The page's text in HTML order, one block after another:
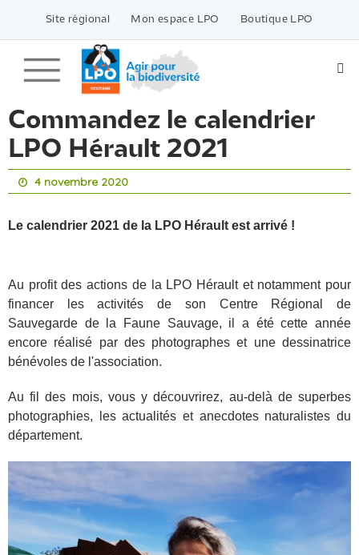
contenu
Site régional Mon espace LPO Boutique LPO
Commandez le calendrier
LPO Hérault 2021
4 novembre 2020
Le calendrier 2021 de la LPO Hérault est arrivé !
Au profit des actions de la LPO Hérault et notamment pour
financer les activités de son Centre Régional de
Sauvegarde de la Faune Sauvage, il a été cette année
encore réalisé par des photographes et une dessinatrice
bénévoles de l'association.
Au fil des mois, vous y découvrirez, au-delà de superbes
photographies, les actualités et anecdotes naturalistes du
département.